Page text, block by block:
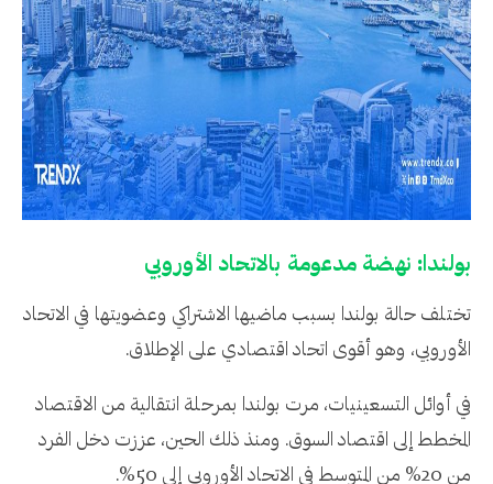
بولندا: نهضة مدعومة بالاتحاد الأوروبي
تختلف حالة بولندا بسبب ماضيها الاشتراكي وعضويتها في الاتحاد
الأوروبي، وهو أقوى اتحاد اقتصادي على الإطلاق.
في أوائل التسعينيات، مرت بولندا بمرحلة انتقالية من الاقتصاد
المخطط إلى اقتصاد السوق. ومنذ ذلك الحين، عززت دخل الفرد
من 20% من المتوسط في الاتحاد الأوروبي إلى 50%.